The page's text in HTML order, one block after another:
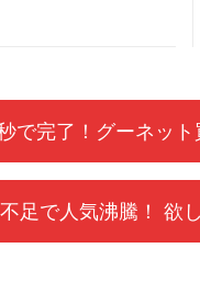
で完了！グーネッ
足で人気沸騰！ 欲